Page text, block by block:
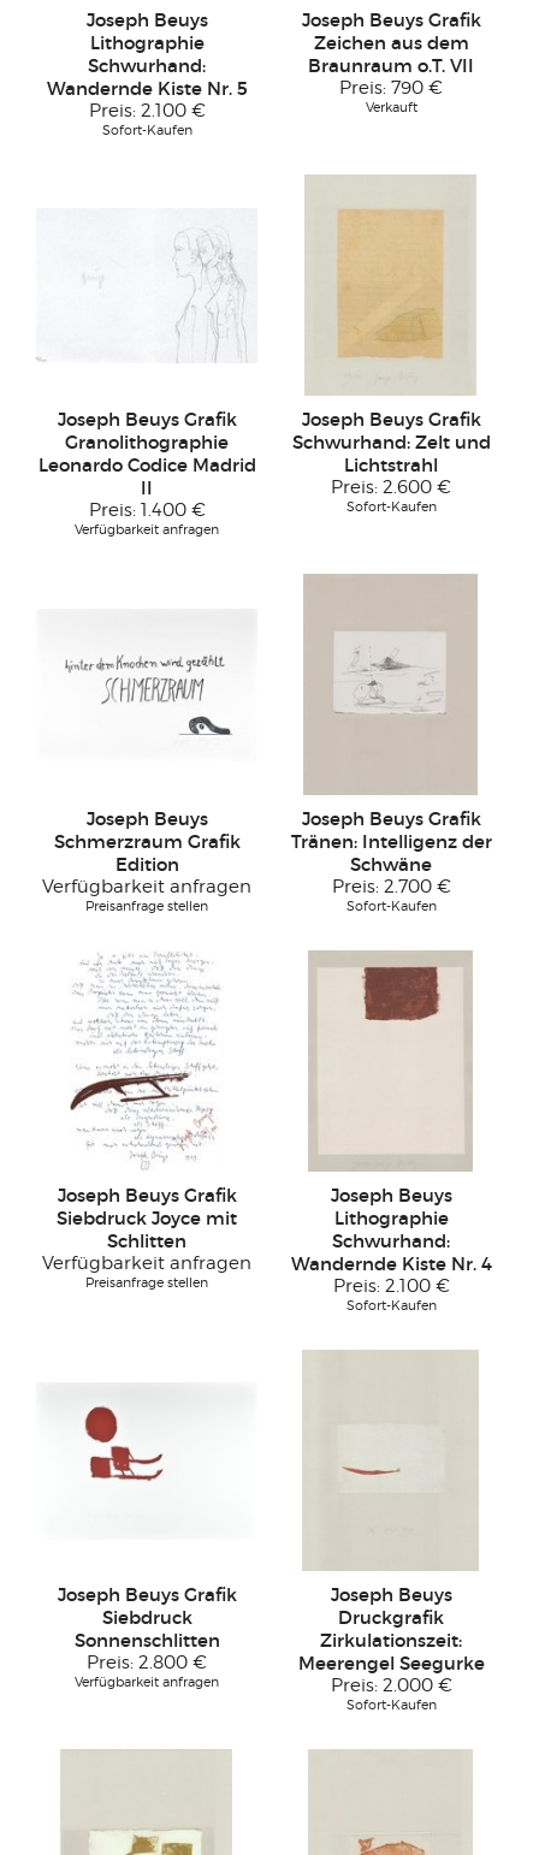
Joseph Beuys
Lithographie
Schwurhand:
Wandernde Kiste Nr. 5
Preis: 2.100 €
Sofort-Kaufen
Joseph Beuys Grafik
Zeichen aus dem
Braunraum o.T. VII
Preis: 790 €
Verkauft
Joseph Beuys Grafik
Granolithographie
Leonardo Codice Madrid
II
Preis: 1.400 €
Verfügbarkeit anfragen
Joseph Beuys Grafik
Schwurhand: Zelt und
Lichtstrahl
Preis: 2.600 €
Sofort-Kaufen
Joseph Beuys
Schmerzraum Grafik
Edition
Verfügbarkeit anfragen
Preisanfrage stellen
Joseph Beuys Grafik
Tränen: Intelligenz der
Schwäne
Preis: 2.700 €
Sofort-Kaufen
Joseph Beuys Grafik
Siebdruck Joyce mit
Schlitten
Verfügbarkeit anfragen
Preisanfrage stellen
Joseph Beuys
Lithographie
Schwurhand:
Wandernde Kiste Nr. 4
Preis: 2.100 €
Sofort-Kaufen
Joseph Beuys Grafik
Siebdruck
Sonnenschlitten
Preis: 2.800 €
Verfügbarkeit anfragen
Joseph Beuys
Druckgrafik
Zirkulationszeit:
Meerengel Seegurke
Preis: 2.000 €
Sofort-Kaufen